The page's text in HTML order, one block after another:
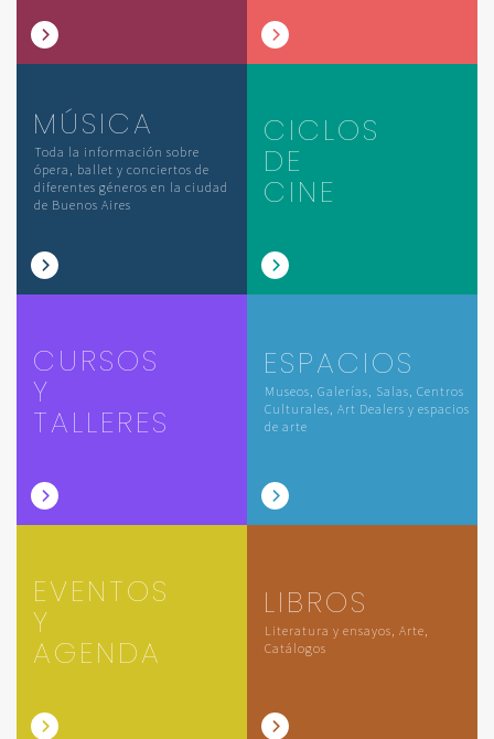
MÚSICA
Toda la información sobre
ópera, ballet y conciertos de
diferentes géneros en la ciudad
de Buenos Aires
CICLOS
DE
CINE
CURSOS
Y
TALLERES
ESPACIOS
Museos, Galerías, Salas, Centros
Culturales, Art Dealers y espacios
de arte
EVENTOS
Y
AGENDA
LIBROS
Literatura y ensayos, Arte,
Catálogos